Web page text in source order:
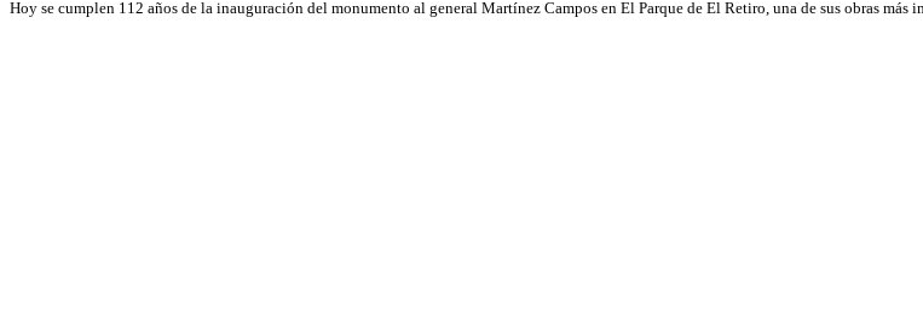
Hoy se cumplen 112 años de la inauguración del monumento al general Martínez Campos en El Parque de El Retiro, una de sus obras más